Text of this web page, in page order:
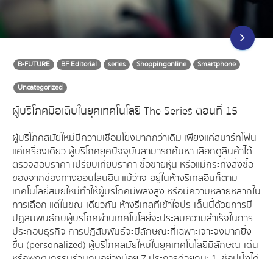
B-FUTURE BF Editorial series Shoppingonline
Smartphone
Uncategorized
ผู้บริโภคมือเติบในยุคเทคโนโลยี The Series ตอนที่ 15
ผู้บริโภคสมัยใหม่มีความเชื่อมโยงมากกว่าเดิม เพียงแค่สมาร์ทโฟน
แค่เครื่องเดียว ผู้บริโภคยุคปัจจุบันสามารถค้นหา เลือกดูสินค้าได้
ตรวจสอบราคา เปรียบเทียบราคา ซื้อขายหุ้น หรือแม้กระทั่งสั่งซื้อ
ของจากช่องทางออนไลน์อื่น แม้ว่าจะอยู่ในห้างรีเทลอื่นก็ตาม
เทคโนโลยี่สมัยใหม่ทำให้ผู้บริโภคมีพลังสูง หรือมีความหลายหลากใน
การเลือก แต่ในขณะเดียวกัน ห้างรีเทลที่เข้าใจประเด็นนี้ด้วยการมี
ปฏิสัมพันธ์กับผู้บริโภคผ่านเทคโนโลยี่จะประสบความสำเร็จในการ
ประกอบธุรกิจ การปฏิสัมพันธ์จะมีลักษณะที่เฉพาะเจาะจงมากยิ่ง
ขึ้น (personalized) ผู้บริโภคสมัยใหม่ในยุคเทคโนโลยี่มีลักษณะเด่น